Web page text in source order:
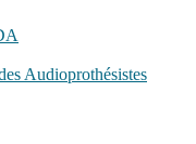
Audioprothésistes